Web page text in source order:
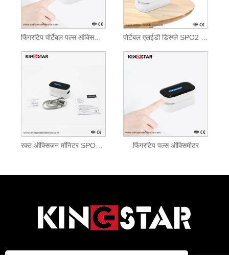
फिंगरटिप पोर्टेबल पल्स ऑक्सिमीटर
रक्त ऑक्सिजन मॉनिटर SPO2 फिंगरटिप पल्स ऑक्सिमीटर फिंगरटिप पल्स ऑक्सिमीटर